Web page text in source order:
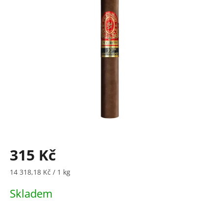
315 Kč
Měrná
14 318,18 Kč / 1 kg
Skladem